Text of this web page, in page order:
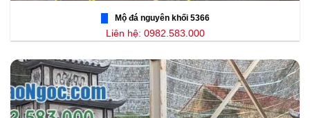
Mộ đá nguyên khối 5366
Liên hệ: 0982.583.000